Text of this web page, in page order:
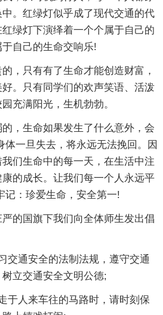
。红绿灯似乎成了现代交通的代
绿灯下演绎着一个个属于自己的
自己的生命交响乐!
，只有有了生命才能创造财富，
。只有同学们的欢声笑语、活泼
充满阳光，生机勃勃。
，生命如果发生了什么意外，会
体一旦失去，将永远无法挽回。因
们生命中的每一天，在生活中注
的成长。让我们每一个人永远平
记：珍爱生命，安全第一!
的国旗下我们向全体师生发出倡
交通安全的法制法规，遵守交通
立交通安全文明公德;
于人来车往的马路时，请时刻保